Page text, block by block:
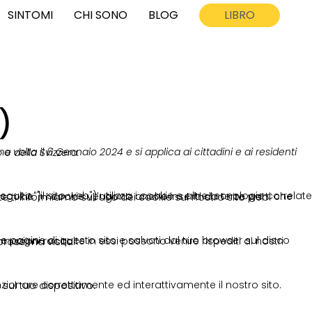
SINTOMI CHI SONO BLOG LIBRO
Economico Europeo e della Svizzera.
anche inseriti da terze parti che abbiamo ingaggiato. Nel documento sottostante ti informiamo sull'uso dei cookie sul nostro sito web.
oppure ai server di terze parti durante la prossima visita.
eseguito sui nostri server o sul tuo dispositivo.